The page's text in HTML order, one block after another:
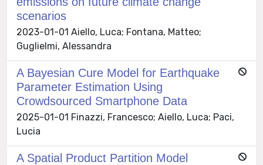
scenarios
2023-01-01 Aiello, Luca; Fontana, Matteo;
Guglielmi, Alessandra
A Bayesian Cure Model for Earthquake
Parameter Estimation Using
Crowdsourced Smartphone Data
2025-01-01 Finazzi, Francesco; Aiello, Luca; Paci,
Lucia
A Spatial Product Partition Model